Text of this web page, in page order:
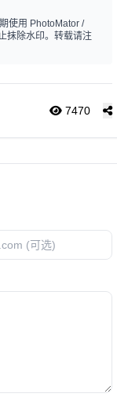
使用 PhotoMator /
抹除水印。转载请注
7470